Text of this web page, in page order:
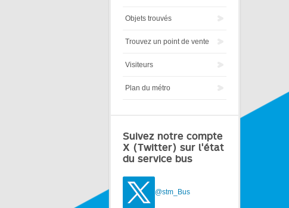
Objets trouvés
Trouvez un point de vente
Visiteurs
Plan du métro
Suivez notre compte
X (Twitter) sur l'état
du service bus
@stm_Bus